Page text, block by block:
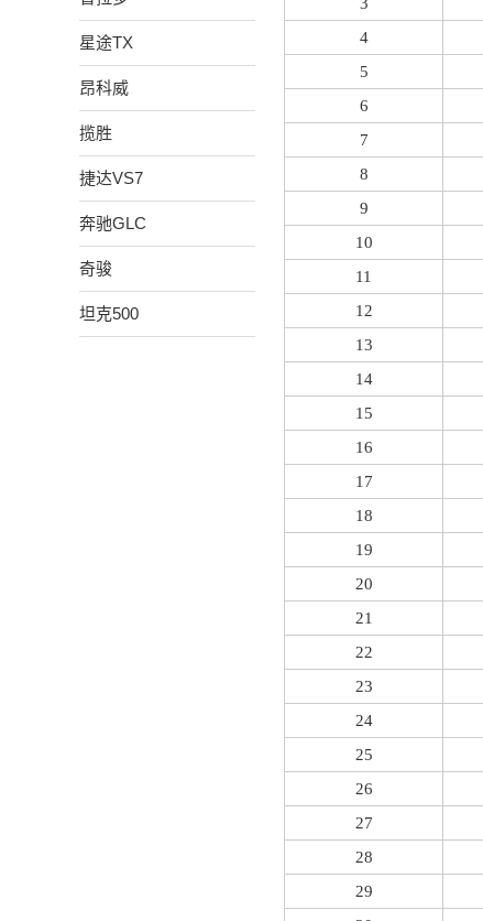
星途TX
昂科威
揽胜
捷达VS7
奔驰GLC
奇骏
坦克500
4
5
6
7
8
9
10
11
12
13
14
15
16
17
18
19
20
21
22
23
24
25
26
27
28
29